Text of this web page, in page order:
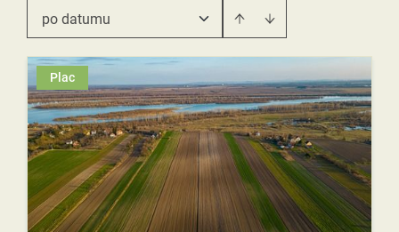
po datumu
Plac